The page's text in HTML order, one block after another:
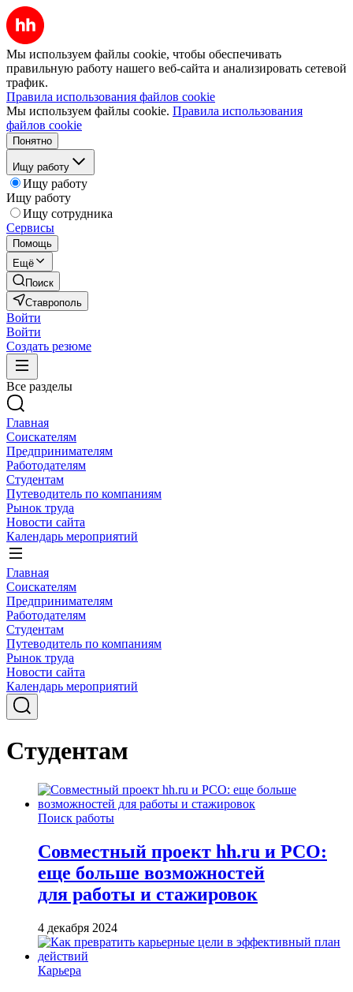
Мы используем файлы cookie, чтобы обеспечивать
правильную работу нашего веб-сайта и анализировать сетевой
трафик.
Правила использования файлов cookie
Мы используем файлы cookie. Правила использования
файлов cookie
Понятно
Ищу работу
Ищу работу
Ищу работу
Ищу сотрудника
Сервисы
Помощь
Ещё
Поиск
Ставрополь
Войти
Войти
Создать резюме
Все разделы
Главная
Соискателям
Предпринимателям
Работодателям
Студентам
Путеводитель по компаниям
Рынок труда
Новости сайта
Календарь мероприятий
Главная
Соискателям
Предпринимателям
Работодателям
Студентам
Путеводитель по компаниям
Рынок труда
Новости сайта
Календарь мероприятий
Студентам
Поиск работы
Совместный проект hh.ru и РСО:
еще больше возможностей
для работы и стажировок
4 декабря 2024
Карьера